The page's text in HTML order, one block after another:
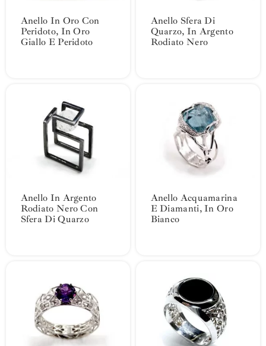
Anello In Oro Con
Peridoto, In Oro
Giallo E Peridoto
Anello Sfera Di
Quarzo, In Argento
Rodiato Nero
Anello In Argento
Rodiato Nero Con
Sfera Di Quarzo
Anello Acquamarina
E Diamanti, In Oro
Bianco